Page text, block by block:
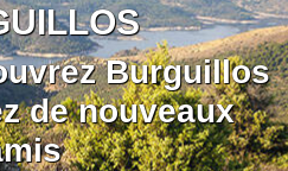
Burguillos
de nouveaux